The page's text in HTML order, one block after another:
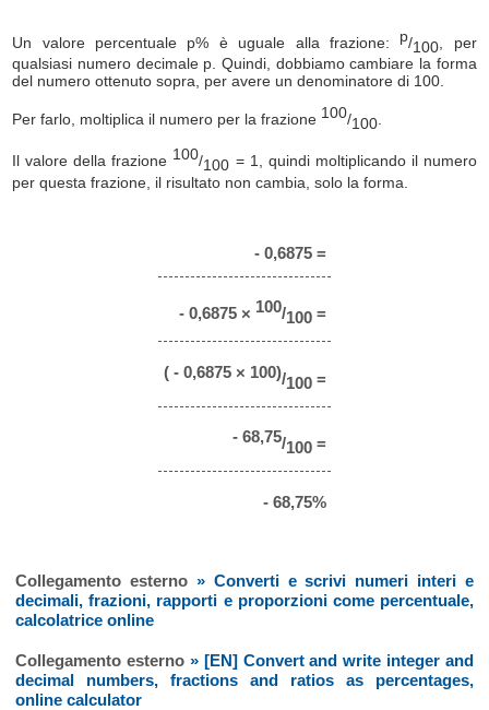
Un valore percentuale p% è uguale alla frazione: p/100 , per
qualsiasi numero decimale p. Quindi, dobbiamo cambiare la forma
del numero ottenuto sopra, per avere un denominatore di 100.
Per farlo, moltiplica il numero per la frazione 100/100
Il valore della frazione 100/100 = 1, quindi moltiplicando il numero
per questa frazione, il risultato non cambia, solo la forma.
- 0,6875 =
- 0,6875 × 100/100=
( - 0,6875 × 100)/100=
- 68,75/100=
- 68,75%
Collegamento esterno » Converti e scrivi numeri interi e
decimali, frazioni, rapporti e proporzioni come percentuale,
calcolatrice online
Collegamento esterno » [EN] Convert and write integer and
decimal numbers, fractions and ratios as percentages,
online calculator